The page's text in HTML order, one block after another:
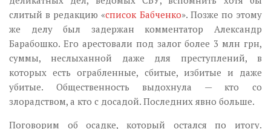
слитый в редакцию «список Бабченко». Позже по этому
же делу был задержан комментатор Александр
Барабошко. Его арестовали под залог более 3 млн грн,
суммы, неслыханной даже для преступлений, в
которых есть ограбленные, сбитые, избитые и даже
убитые. Общественность выдохнула — кто со
злорадством, а кто с досадой. Последних явно больше.
Поговорим об осадке, который остался по итогу.